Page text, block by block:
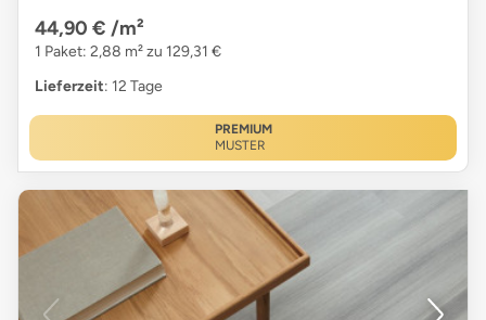
44,90 € /m²
1 Paket: 2,88 m² zu 129,31 €
Lieferzeit: 12 Tage
PREMIUM
MUSTER